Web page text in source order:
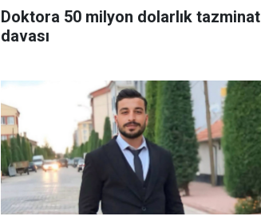
Doktora 50 milyon dolarlık tazminat
davası